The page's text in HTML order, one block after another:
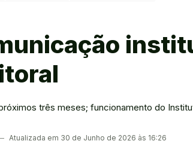
três meses; funcionamento do
Atualizada em 30 de Junho de 2026 às 16:26